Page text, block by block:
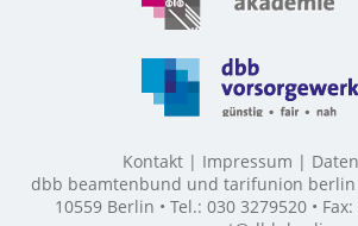
Kontakt Impressum
dbb beamtenbund und tarifunion berlin
10559 Berlin • Tel.: 030 3279520 •